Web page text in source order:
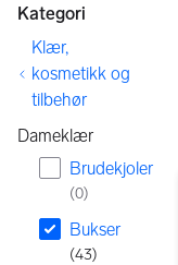
Filtre
Kategori
Klær,
kosmetikk og
tilbehør
Dameklær
Brudekjoler
(0)
Bukser
(43)